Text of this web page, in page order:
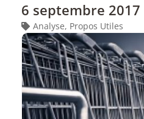
6 septembre 2017
Analyse, Propos Utiles